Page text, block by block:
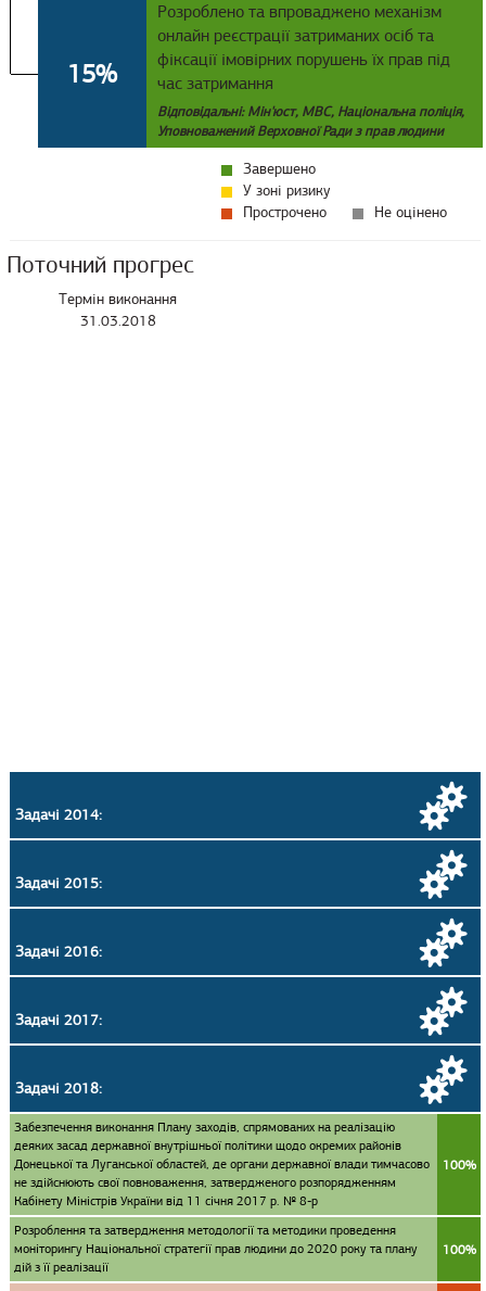
15%
Розроблено та впроваджено механізм
онлайн реєстрації затриманих осіб та
фіксації імовірних порушень їх прав під
час затримання
Відповідальні: Мін'юст, МВС, Національна поліція,
Уповноважений Верховної Ради з прав людини
Завершено
У зоні ризику
Прострочено
Не оцінено
Поточний прогрес
Термін виконання
31.03.2018
Задачі 2014:
Задачі 2015:
Задачі 2016:
Задачі 2017:
Задачі 2018:
Забезпечення виконання Плану заходів, спрямованих на реалізацію
деяких засад державної внутрішньої політики щодо окремих районів
Донецької та Луганської областей, де органи державної влади тимчасово
не здійснюють свої повноваження, затвердженого розпорядженням
Кабінету Міністрів України від 11 січня 2017 р. № 8-р
100%
Розроблення та затвердження методології та методики проведення
моніторингу Національної стратегії прав людини до 2020 року та плану
дій з її реалізації
100%